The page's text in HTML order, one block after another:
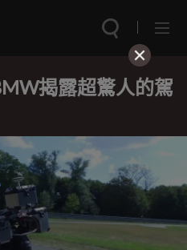
揭露超驚人的駕